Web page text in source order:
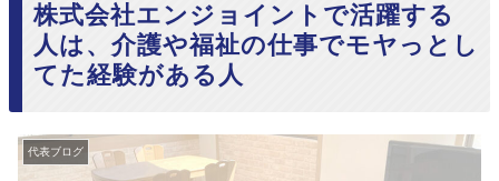
株式会社エンジョイントで活躍する
人は、介護や福祉の仕事でモヤっとし
てた経験がある人
代表ブログ